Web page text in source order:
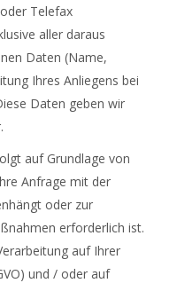
Telefax
aller daraus
Daten (Name,
Ihres Anliegens bei
Daten geben wir
auf Grundlage von
Anfrage mit der
oder zur
erforderlich ist.
auf Ihrer
und / oder auf